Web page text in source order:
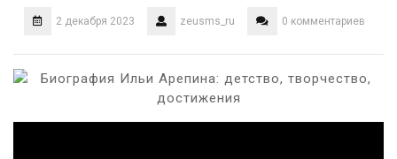
2 декабря 2023 zeusms_ru 0 комментариев